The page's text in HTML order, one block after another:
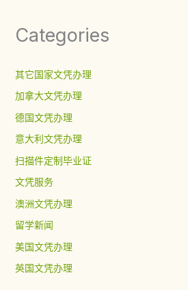
Categories
其它国家文凭办理
加拿大文凭办理
德国文凭办理
意大利文凭办理
扫描件定制毕业证
文凭服务
澳洲文凭办理
留学新闻
美国文凭办理
英国文凭办理